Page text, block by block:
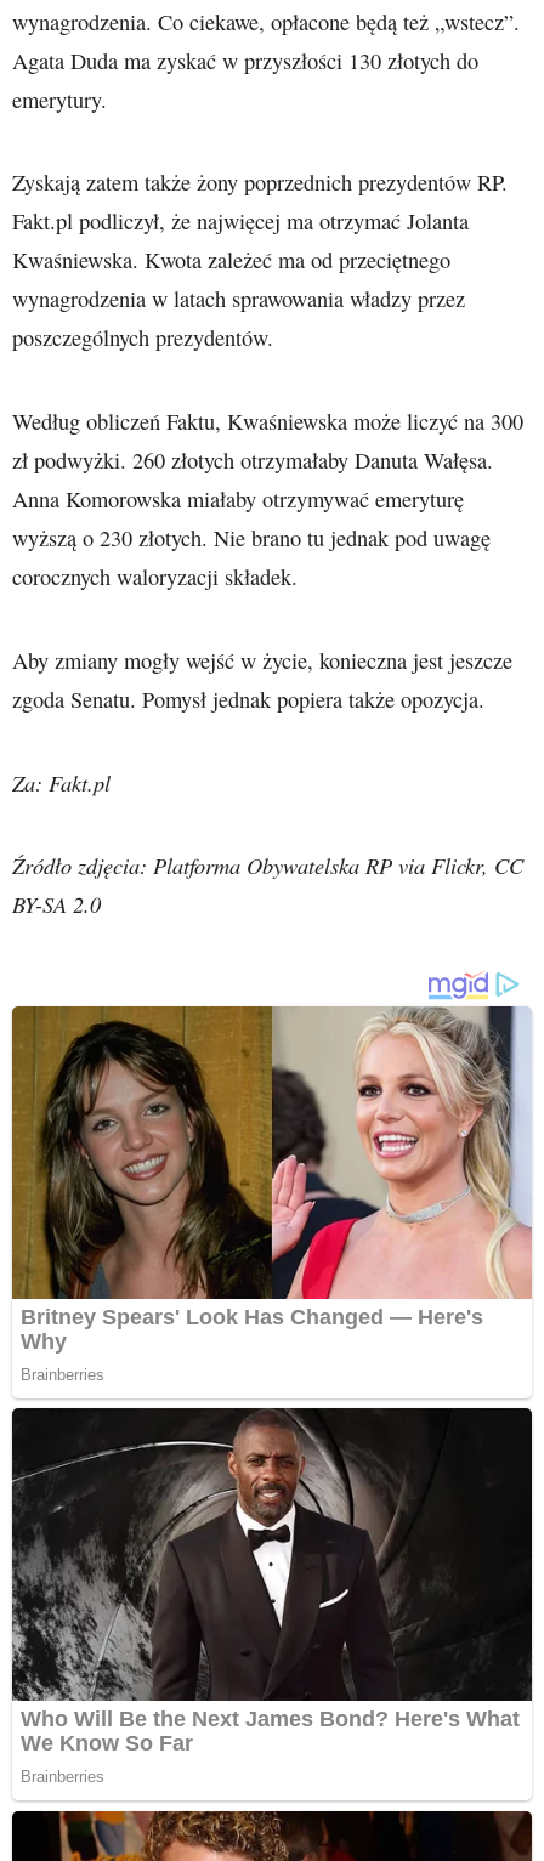
wynagrodzenia. Co ciekawe, opłacone będą też „wstecz”.
Agata Duda ma zyskać w przyszłości 130 złotych do
emerytury.
Zyskają zatem także żony poprzednich prezydentów RP.
Fakt.pl podliczył, że najwięcej ma otrzymać Jolanta
Kwaśniewska. Kwota zależeć ma od przeciętnego
wynagrodzenia w latach sprawowania władzy przez
poszczególnych prezydentów.
Według obliczeń Faktu, Kwaśniewska może liczyć na 300
zł podwyżki. 260 złotych otrzymałaby Danuta Wałęsa.
Anna Komorowska miałaby otrzymywać emeryturę
wyższą o 230 złotych. Nie brano tu jednak pod uwagę
corocznych waloryzacji składek.
Aby zmiany mogły wejść w życie, konieczna jest jeszcze
zgoda Senatu. Pomysł jednak popiera także opozycja.
Za: Fakt.pl
Źródło zdjęcia: Platforma Obywatelska RP via Flickr, CC
BY-SA 2.0